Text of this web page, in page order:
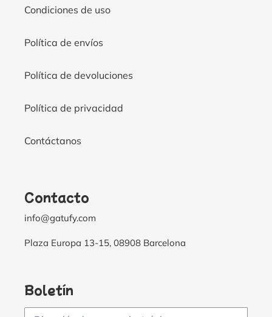
Condiciones de uso
Política de envíos
Política de devoluciones
Política de privacidad
Contáctanos
Contacto
info@gatufy.com
Plaza Europa 13-15, 08908 Barcelona
Boletín